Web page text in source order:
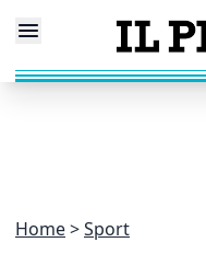
Home Sport